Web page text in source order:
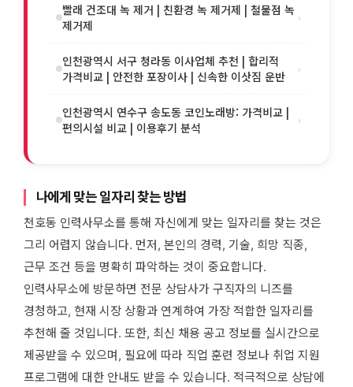
빨래 건조대 녹 제거 | 친환경 녹 제거제 | 철물점 녹
제거제
›
인천광역시 서구 청라동 이사업체 추천 | 합리적
가격비교 | 안전한 포장이사 | 신속한 이삿짐 운반
›
인천광역시 연수구 송도동 코인노래방: 가격비교 |
편의시설 비교 | 이용후기 분석
›
나에게 맞는 일자리 찾는 방법
천호동 인력사무소를 통해 자신에게 맞는 일자리를 찾는 것은
그리 어렵지 않습니다. 먼저, 본인의 경력, 기술, 희망 직종,
근무 조건 등을 명확히 파악하는 것이 중요합니다.
인력사무소에 방문하면 전문 상담사가 구직자의 니즈를
경청하고, 현재 시장 상황과 연계하여 가장 적합한 일자리를
추천해 줄 것입니다. 또한, 최신 채용 공고 정보를 실시간으로
제공받을 수 있으며, 필요에 따라 직업 훈련 정보나 취업 지원
프로그램에 대한 안내도 받을 수 있습니다. 적극적으로 상담에